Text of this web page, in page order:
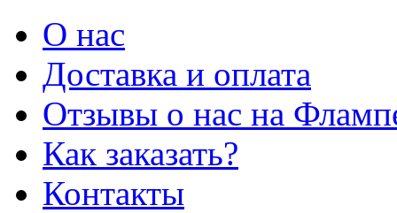
О нас
Доставка и оплата
Отзывы о нас на
Как заказать?
Контакты